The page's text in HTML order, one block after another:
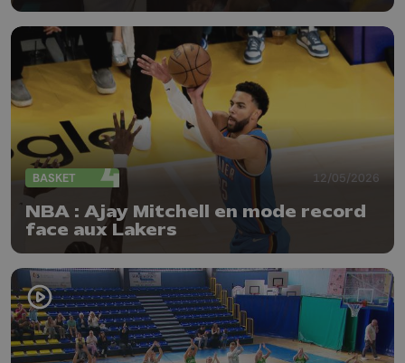
BASKET 12/05/2026
NBA : Ajay Mitchell en mode record
face aux Lakers